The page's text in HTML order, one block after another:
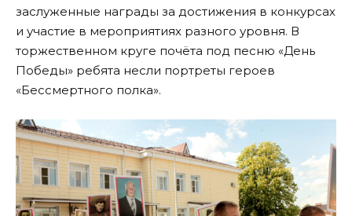
заслуженные награды за достижения в конкурсах
и участие в мероприятиях разного уровня. В
торжественном круге почёта под песню «День
Победы» ребята несли портреты героев
«Бессмертного полка».